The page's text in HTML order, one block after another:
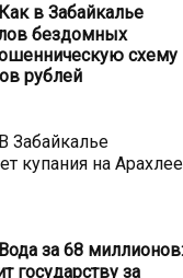
Как в Забайкалье
бездомных
схему
рублей
В Забайкалье
купания на Арахлее
Вода за 68 миллионов:
государству за